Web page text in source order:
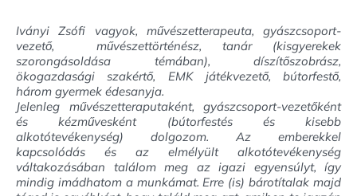
Iványi Zsófi vagyok, művészetterapeuta, gyászcsoport-
vezető, művészettörténész, tanár (kisgyerekek
szorongásoldása témában), díszítőszobrász,
ökogazdasági szakértő, EMK játékvezető, bútorfestő,
három gyermek édesanyja.
Jelenleg művészetteraputaként, gyászcsoport-vezetőként
és kézművesként (bútorfestés és kisebb
alkotótevékenység) dolgozom. Az emberekkel
kapcsolódás és az elmélyült alkotótevékenység
váltakozásában találom meg az igazi egyensúlyt, így
mindig imádhatom a munkámat. Erre (is) bárotítalak majd